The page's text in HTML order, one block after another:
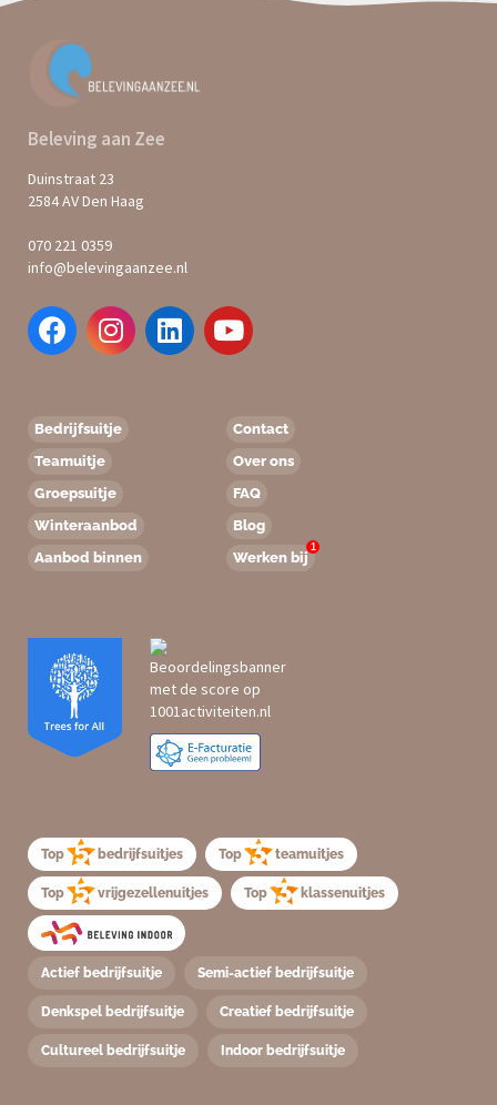
Beleving aan Zee
Duinstraat 23
2584 AV Den Haag
070 221 0359
info@belevingaanzee.nl
Bedrijfsuitje
Teamuitje
Groepsuitje
Winteraanbod
Aanbod binnen
Contact
Over ons
FAQ
Blog
Werken bij
1
Top bedrijfsuitjes Top teamuitjes
Top vrijgezellenuitjes Top klassenuitjes
Actief bedrijfsuitje Semi-actief bedrijfsuitje
Denkspel bedrijfsuitje Creatief bedrijfsuitje
Cultureel bedrijfsuitje Indoor bedrijfsuitje